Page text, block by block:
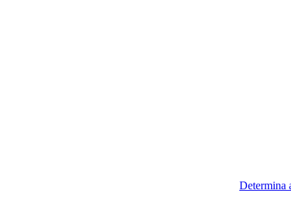
Determina